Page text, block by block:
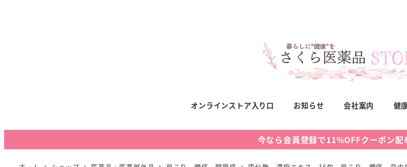
オンラインストア入り口 お知らせ 会社案内 健
今なら会員登録で11%OFFクーポン配